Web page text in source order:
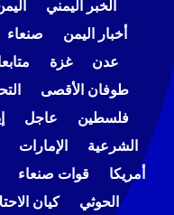
الخبر اليمني
أخبار اليمن
صنعاء
عدن
غزة
طوفان الأقصى
فلسطين
عاجل
الشرعية
الإمارات
أمريكا
قوات صنعاء
الحوثي
كيان